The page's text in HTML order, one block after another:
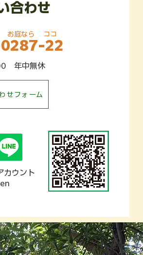
合わせ
22
​お庭なら ココ
年中無休
せフォーム
カウント